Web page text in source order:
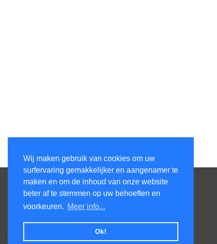
Wij maken gebruik van cookies om uw
surfervaring gemakkelijker en aangenamer te
maken en om de inhoud van onze website
beter af te stemmen op uw behoeften en
voorkeuren. Meer info...
Ok!
Contacteer ons
Honsdonkstraat 25A
3120 Tremelo
Tel. 016/60.93.00 - 0475/620.520